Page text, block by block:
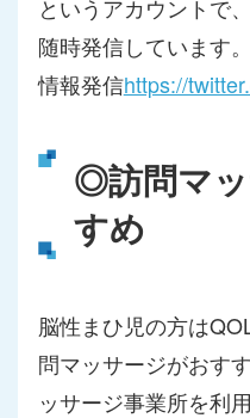
というアカウントで
随時発信しています
情報発信https://
◎訪問マ
すめ
脳性まひ児の方は
問マッサージがおす
ッサージ事業所を利